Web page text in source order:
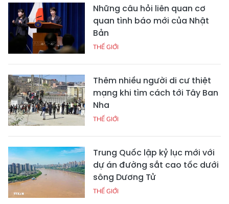
Những câu hỏi liên quan cơ
quan tình báo mới của Nhật
Bản
THẾ GIỚI
Thêm nhiều người di cư thiệt
mạng khi tìm cách tới Tây Ban
Nha
THẾ GIỚI
Trung Quốc lập kỷ lục mới với
dự án đường sắt cao tốc dưới
sông Dương Tử
THẾ GIỚI